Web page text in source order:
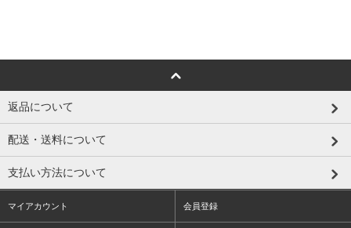
返品について
配送・送料について
支払い方法について
マイアカウント 会員登録